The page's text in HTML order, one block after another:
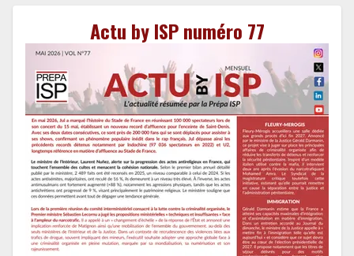
Actu by ISP numéro 77